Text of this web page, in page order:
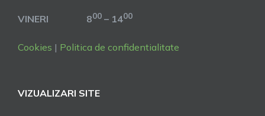
VINERI 800 – 1400
Cookies | Politica de confidentialitate
VIZUALIZARI SITE